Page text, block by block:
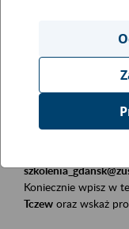
Obszar merytoryczny
Płatnicy,
Opis wydarzenia
Szkolenie
Koniecznie wpisz w
Tczew oraz wskaż